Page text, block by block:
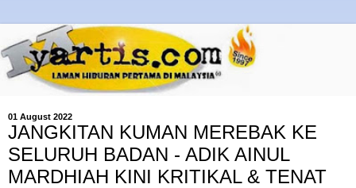
01 August 2022
JANGKITAN KUMAN MEREBAK KE
SELURUH BADAN - ADIK AINUL
MARDHIAH KINI KRITIKAL & TENAT